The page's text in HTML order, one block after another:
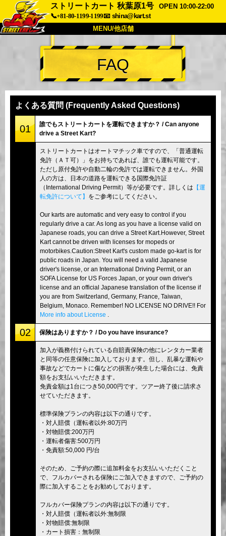
ストリートカート 秋葉原1号
OPEN 10:00-22:00
📞+81-80-1199-1199📧 shina@kart.st
MENU/他店舗
トップ
概要 車両 価格
会社 予約
他店舗
東京 品川
東京 秋葉原 #2 東京 渋谷
東京 渋谷アネックス 東京ベイ
東京 浅草 大阪
FAQ
よくある質問 (Frequently Asked Questions)
01
誰でもストリートカートを運転できますか？ / Can anyone
drive a Street Kart?
ストリートカートはオートマチック車ですので、「普通運転
免許（ＡＴ可）」をお持ちであれば、誰でも運転可能です。
ただし原付免許や自動二輪の免許では運転できません。外国
人の方は、日本の道路を運転できる国際免許証
（International Driving Permit）等が必要です。詳しくは 【運
転免許について】 をご参考にしてください。
Our karts are automatic and very easy to control if you
regularly drive a car. As long as you have a license valid on
Japanese roads, you can drive a Street Kart.However, Street
Kart cannot be driven with licenses for mopeds or
motorbikes.Caution:Street Kart's custom made go-kart is for
public roads in Japan. You will need a valid Japanese
driver's license, or an International Driving Permit, or an
SOFA License for US Forces Japan, or your own driver's
license and an official Japanese translation of the license if
you are from Switzerland, Germany, France, Taiwan,
Belgium, Monaco. Remember! NO LICENSE NO DRIVE!! For
More info about License
02 保険はありますか？ / Do you have insurance?
加入が義務付けられている自賠責保険の他にレンタカー業者
と同等の任意保険に加入しております。但し、乱暴な運転や
事故などでカートに傷などの損害が発生した場合には、免責
額をお支払いいただきます。
免責金額は1台につき50,000円です。ツアー終了後に請求さ
せていただきます。
標準保険プランの内容は以下の通りです。
・対人賠償（運転者以外:80万円
・対物賠償:200万円
・運転者傷害:500万円
・免責額:50,000 円/台
そのため、ご予約の際に追加料金をお支払いいただくこと
で、フルカバーされる保険にご加入できますので、ご予約の
際に加入することをお勧めしております。
フルカバー保険プランの内容は以下の通りです。
・対人賠償（運転者以外:無制限
・対物賠償:無制限
・カート損害：無制限